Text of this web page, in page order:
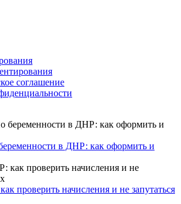
соглашение
в ДНР: как оформить и
проверить начисления и не запутаться